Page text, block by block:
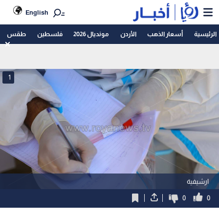
English
الرئيسية أسعار الذهب الأردن مونديال 2026 فلسطين طقس
ارشيفية
1
0
0